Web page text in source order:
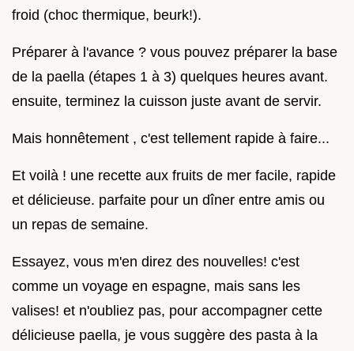
froid (choc thermique, beurk!).
Préparer à l'avance ? vous pouvez préparer la base
de la paella (étapes 1 à 3) quelques heures avant.
ensuite, terminez la cuisson juste avant de servir.
Mais honnêtement , c'est tellement rapide à faire...
Et voilà ! une recette aux fruits de mer facile, rapide
et délicieuse. parfaite pour un dîner entre amis ou
un repas de semaine.
Essayez, vous m'en direz des nouvelles! c'est
comme un voyage en espagne, mais sans les
valises! et n'oubliez pas, pour accompagner cette
délicieuse paella, je vous suggère des pasta à la